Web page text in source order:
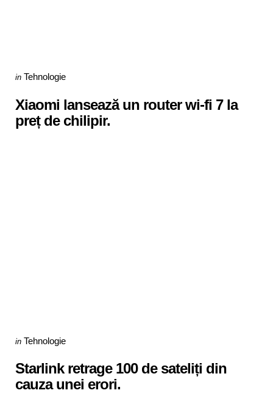
Categories
Posted
in Tehnologie
Xiaomi lansează un router wi-fi 7 la
preț de chilipir.
Categories
Posted
in Tehnologie
Starlink retrage 100 de sateliți din
cauza unei erori.